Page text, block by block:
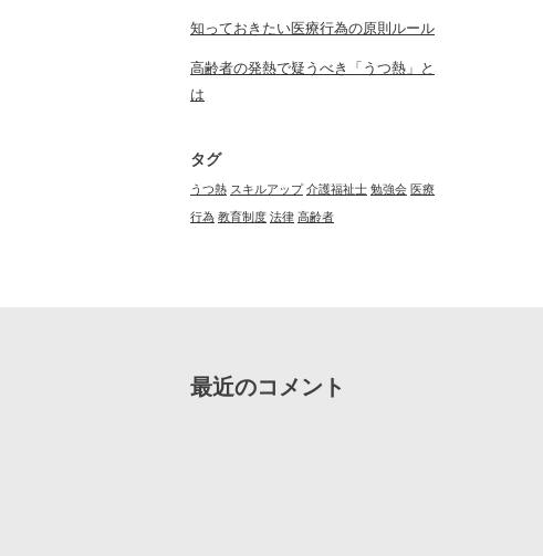
知っておきたい医療行為の原則ルール
高齢者の発熱で疑うべき「うつ熱」と
は
タグ
うつ熱 スキルアップ 介護福祉士 勉強会 医療
行為 教育制度 法律 高齢者
最近のコメント